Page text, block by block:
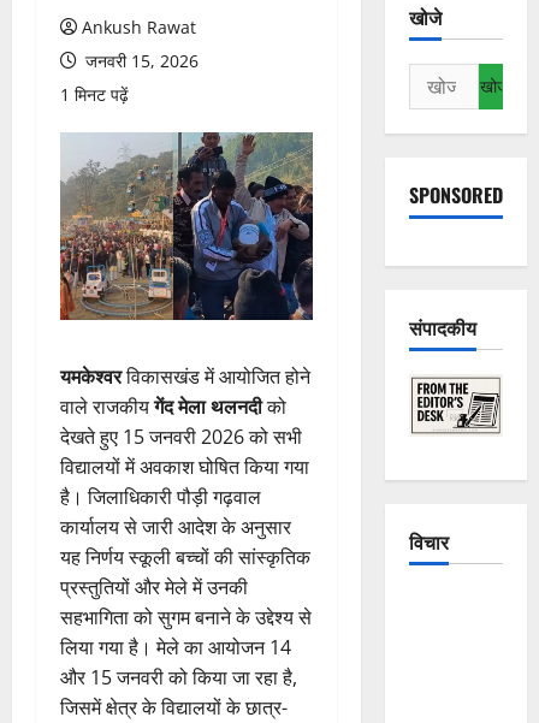
Ankush Rawat
जनवरी 15, 2026
1 मिनट पढ़ें
यमकेश्वरविकासखंड में आयोजित होने
वाले राजकीयगेंद मेला थलनदीको
देखते हुए 15 जनवरी 2026 को सभी
विद्यालयों में अवकाश घोषित किया गया
है। जिलाधिकारी पौड़ी गढ़वाल
कार्यालय से जारी आदेश के अनुसार
यह निर्णय स्कूली बच्चों की सांस्कृतिक
प्रस्तुतियों और मेले में उनकी
सहभागिता को सुगम बनाने के उद्देश्य से
लिया गया है। मेले का आयोजन 14
और 15 जनवरी को किया जा रहा है,
जिसमें क्षेत्र के विद्यालयों के छात्र-
खोजे
निम्न
को
खोजें:
SPONSORED
संपादकीय
विचार